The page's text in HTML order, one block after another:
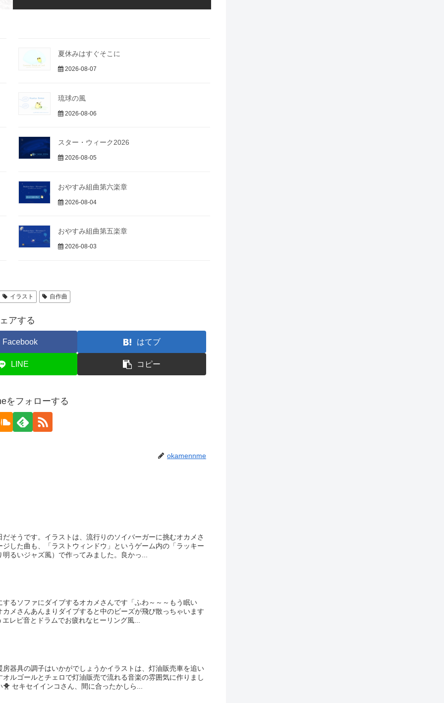
夏休みはすぐそこに
2026-08-07
琉球の風
2026-08-06
スター・ウィーク2026
2026-08-05
おやすみ組曲第六楽章
2026-08-04
おやすみ組曲第五楽章
2026-08-03
イラスト 自作曲
アする
Facebook はてブ
LINE コピー
をフォローする
okamennme
そうです。イラストは、流行りのソイバーガーに挑むオカメさ
した曲も、「ラストウィンドウ」というゲーム内の「ラッキー
るいジャズ風）で作ってみました。良かっ...
るソファにダイブするオカメさんです「ふわ～～～もう眠い
メさんあんまりダイブすると中のビーズが飛び散っちゃいます
レピ音とドラムでお疲れなヒーリング風...
器具の調子はいかがでしょうかイラストは、灯油販売車を追い
ルゴールとチェロで灯油販売で流れる音楽の雰囲気に作りまし
セキセイインコさん、間に合ったかしら...